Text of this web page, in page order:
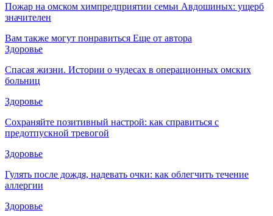
Пожар на омском химпредприятии семьи Авдошиных: ущерб
значителен
Вам также могут понравиться Еще от автора
Здоровье
Спасая жизни. Истории о чудесах в операционных омских
больниц
Здоровье
Сохраняйте позитивный настрой: как справиться с
предотпускной тревогой
Здоровье
Гулять после дождя, надевать очки: как облегчить течение
аллергии
Здоровье